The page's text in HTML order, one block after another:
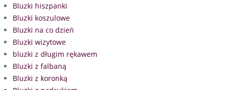
Bluzki hiszpanki
Bluzki koszulowe
Bluzki na co dzień
Bluzki wizytowe
bluzki z długim rękawem
Bluzki z falbaną
Bluzki z koronką